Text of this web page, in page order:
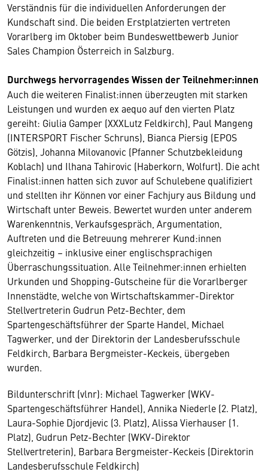
Verständnis für die individuellen Anforderungen der
Kundschaft sind. Die beiden Erstplatzierten vertreten
Vorarlberg im Oktober beim Bundeswettbewerb Junior
Sales Champion Österreich in Salzburg.
Durchwegs hervorragendes Wissen der Teilnehmer:innen
Auch die weiteren Finalist:innen überzeugten mit starken
Leistungen und wurden ex aequo auf den vierten Platz
gereiht: Giulia Gamper (XXXLutz Feldkirch), Paul Mangeng
(INTERSPORT Fischer Schruns), Bianca Piersig (EPOS
Götzis), Johanna Milovanovic (Pfanner Schutzbekleidung
Koblach) und Ilhana Tahirovic (Haberkorn, Wolfurt). Die acht
Finalist:innen hatten sich zuvor auf Schulebene qualifiziert
und stellten ihr Können vor einer Fachjury aus Bildung und
Wirtschaft unter Beweis. Bewertet wurden unter anderem
Warenkenntnis, Verkaufsgespräch, Argumentation,
Auftreten und die Betreuung mehrerer Kund:innen
gleichzeitig – inklusive einer englischsprachigen
Überraschungssituation. Alle Teilnehmer:innen erhielten
Urkunden und Shopping-Gutscheine für die Vorarlberger
Innenstädte, welche von Wirtschaftskammer-Direktor
Stellvertreterin Gudrun Petz-Bechter, dem
Spartengeschäftsführer der Sparte Handel, Michael
Tagwerker, und der Direktorin der Landesberufsschule
Feldkirch, Barbara Bergmeister-Keckeis, übergeben
wurden.
Bildunterschrift (vlnr): Michael Tagwerker (WKV-
Spartengeschäftsführer Handel), Annika Niederle (2. Platz),
Laura-Sophie Djordjevic (3. Platz), Alissa Vierhauser (1.
Platz), Gudrun Petz-Bechter (WKV-Direktor
Stellvertreterin), Barbara Bergmeister-Keckeis (Direktorin
Landesberufsschule Feldkirch)